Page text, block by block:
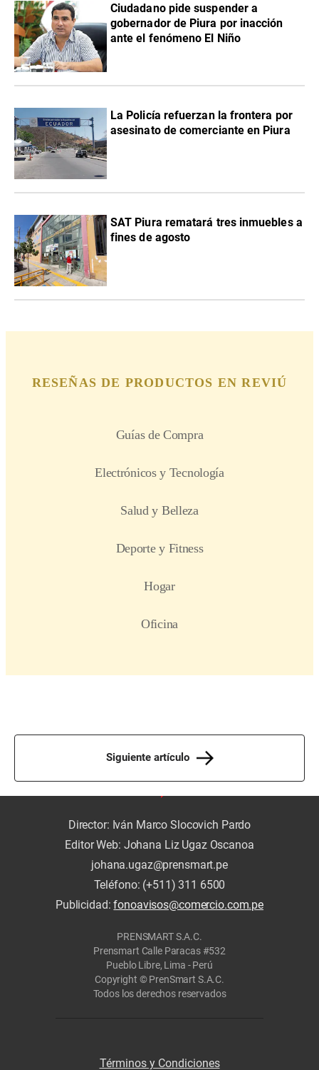
Ciudadano pide suspender a
gobernador de Piura por inacción
ante el fenómeno El Niño
La Policía refuerzan la frontera por
asesinato de comerciante en Piura
SAT Piura rematará tres inmuebles a
fines de agosto
Siguiente artículo
Director: Iván Marco Slocovich Pardo
Editor Web: Johana Liz Ugaz Oscanoa
johana.ugaz@prensmart.pe
Teléfono: (+511) 311 6500
Publicidad:fonoavisos@comercio.com.pe
PRENSMART S.A.C.
Prensmart Calle Paracas #532
Pueblo Libre, Lima - Perú
Copyright © PrenSmart S.A.C.
Todos los derechos reservados
Términos y Condiciones